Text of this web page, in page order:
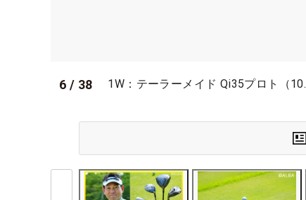
6 / 38 1W：テーラーメイド Qi35プロト（